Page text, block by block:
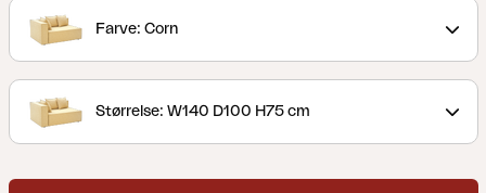
sig ud. Her kan du bo mere udendørs uden at gå på
kompromis med komfort eller æstetik. Det
til din terrasse, stor som lille. Flyt, udvid eller skaler
ned – du bestemmer.
fugt og hverdag, mens den bløde polstring og
Farve: Corn
Størrelse: W140 D100 H75 cm